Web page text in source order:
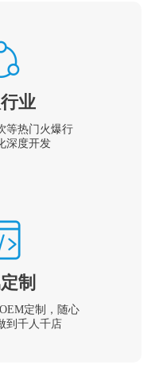
业
等热门火爆行
深度开发
制
定制，随心
到千人千店